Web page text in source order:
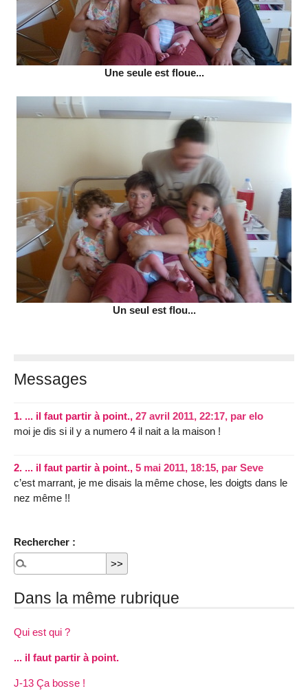
Une seule est floue...
Un seul est flou...
Messages
1. ... il faut partir à point., 27 avril 2011, 22:17, par elo
moi je dis si il y a numero 4 il nait a la maison !
2. ... il faut partir à point., 5 mai 2011, 18:15, par Seve
c’est marrant, je me disais la même chose, les doigts dans le
nez même !!
Rechercher :
Dans la même rubrique
Qui est qui ?
... il faut partir à point.
J-13 Ça bosse !